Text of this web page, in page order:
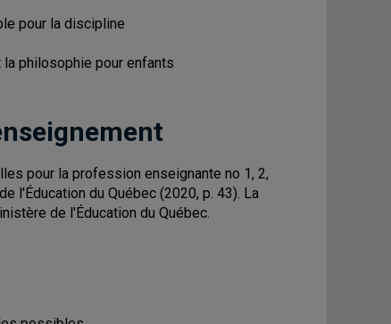
pour la discipline
philosophie pour enfants
pour la profession enseignante no 1, 2,
l'Éducation du Québec (2020, p. 43). La
de l'Éducation du Québec.